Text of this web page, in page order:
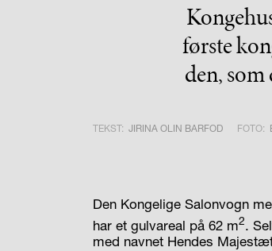
første
den,
TEKST: JIRINA OLIN BARFOD FOTO:
Den Kongelige Salonvogn
har et gulvareal på 62 m2.
med navnet Hendes